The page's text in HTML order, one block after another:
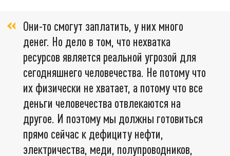
Они-то смогут заплатить, у них много
денег. Но дело в том, что нехватка
ресурсов является реальной угрозой для
сегодняшнего человечества. Не потому что
их физически не хватает, а потому что все
деньги человечества отвлекаются на
другое. И поэтому мы должны готовиться
прямо сейчас к дефициту нефти,
электричества, меди, полупроводников,